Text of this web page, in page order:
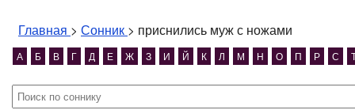
Главная > Сонник > приснились муж с ножами
А Б В Г Д Е Ж З И Й К Л М Н О П Р С